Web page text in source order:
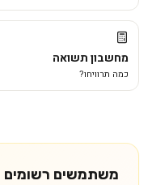
מחשבון תשואה
כמה תרוויחו?
משתמשים רשומים